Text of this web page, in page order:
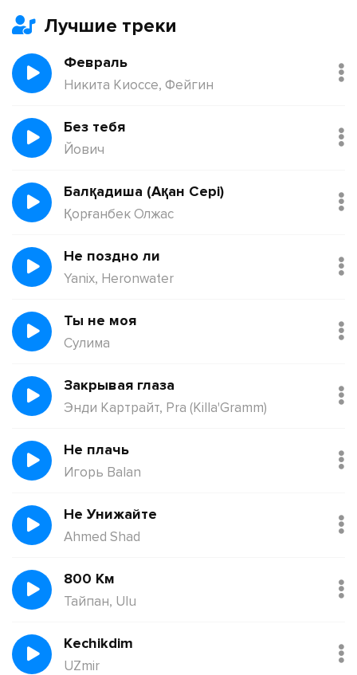
Лучшие треки
Февраль
Никита Киоссе, Фейгин
Без тебя
Йович
Балқадиша (Ақан Сері)
Қорғанбек Олжас
Не поздно ли
Yanix, Heronwater
Ты не моя
Сулима
Закрывая глаза
Энди Картрайт, Pra (Killa'Gramm)
Не плачь
Игорь Balan
Не Унижайте
Ahmed Shad
800 Км
Тайпан, Ulu
Kechikdim
UZmir